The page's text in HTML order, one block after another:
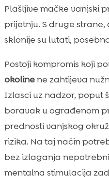
Plašljive mačke vanjski
prijetnju. S druge
sklonije su lutati,
Postoji kompromis koji
okolinene zahtijeva
Izlasci uz nadzor, poput
boravak u ograđenom
prednosti vanjskog
rizika. Na taj način
bez izlaganja
mentalna stimulacija